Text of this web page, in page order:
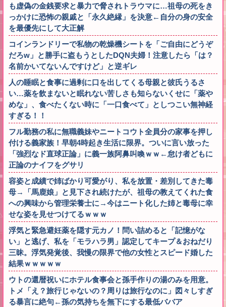
も虚偽の金銭要求と暴力で脅されトラウマに…祖母の死をき
っかけに恐怖の親戚と「永久絶縁」を決意←自分の身の安全
を最優先にして大正解
コインランドリーで私物の乾燥機シートを「ご自由にどうぞ
だろw」と勝手に盗もうとしたDQN夫婦！注意したら「は？
名前かいてないんですけど」と逆ギレ
人の睡眠と食事に過剰に口を出してくる母親と彼氏うるさ
い…薬を飲まないと眠れない苦しさも知らないくせに「薬や
めな」、食べたくない時に「一口食べて」としつこい無神経
すぎる！！
フル勤務の私に無職義妹やニートコウト全員分の家事を押し
付ける義家族！早朝4時起き生活に限界。ついに言い放った
「強烈なド直球正論」に義一族阿鼻叫喚ｗｗ←怠け者どもに
正論のナイフをグサリ
容姿と成績で姉ばかり可愛がり、私を放置・差別してきた毒
母→「馬鹿娘」と見下され続けたが、祖母の教えてくれた食
への興味から管理栄養士に→今はニート化した姉と毒母に幸
せな姿を見せつけてるｗｗｗ
浮気と緊急避妊薬を隠す元カノ！問い詰めると「記憶がな
い」と逃げ、私を「モラハラ男」認定してキープ＆おねだり
三昧。浮気発覚後、我慢の限界で他の女性とスピード婚した
結果ｗｗｗｗｗ
ウトの還暦祝いにホテル食事会と孫手作りの湯のみを用意。
トメ「え？旅行じゃないの？周りは旅行なのに」図々しすぎ
る暴言に絶句←孫の気持ちを無下にする最低ババア